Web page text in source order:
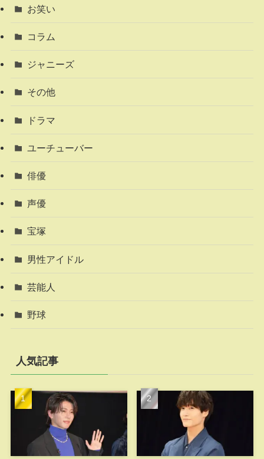
お笑い
コラム
ジャニーズ
その他
ドラマ
ユーチューバー
俳優
声優
宝塚
男性アイドル
芸能人
野球
人気記事